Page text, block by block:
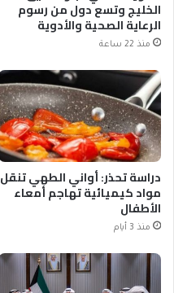
الخليج وتسع دول من رسوم
الرعاية الصحية والأدوية
منذ 22 ساعة
دراسة تحذر: أواني الطهي تنقل
مواد كيميائية تهاجم أمعاء
الأطفال
منذ 3 أيام